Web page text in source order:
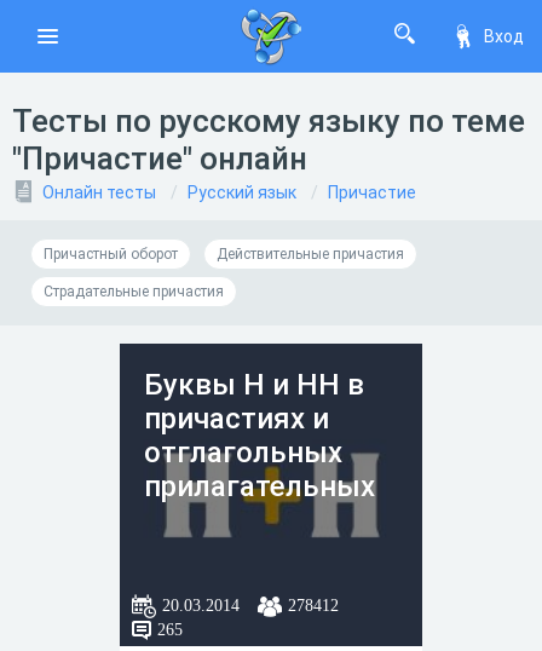
Вход
Тесты по русскому языку по теме
"Причастие" онлайн
Онлайн тесты Русский язык Причастие
Причастный оборот Действительные причастия
Страдательные причастия
Буквы Н и НН в
причастиях и
отглагольных
прилагательных
20.03.2014
278412
265